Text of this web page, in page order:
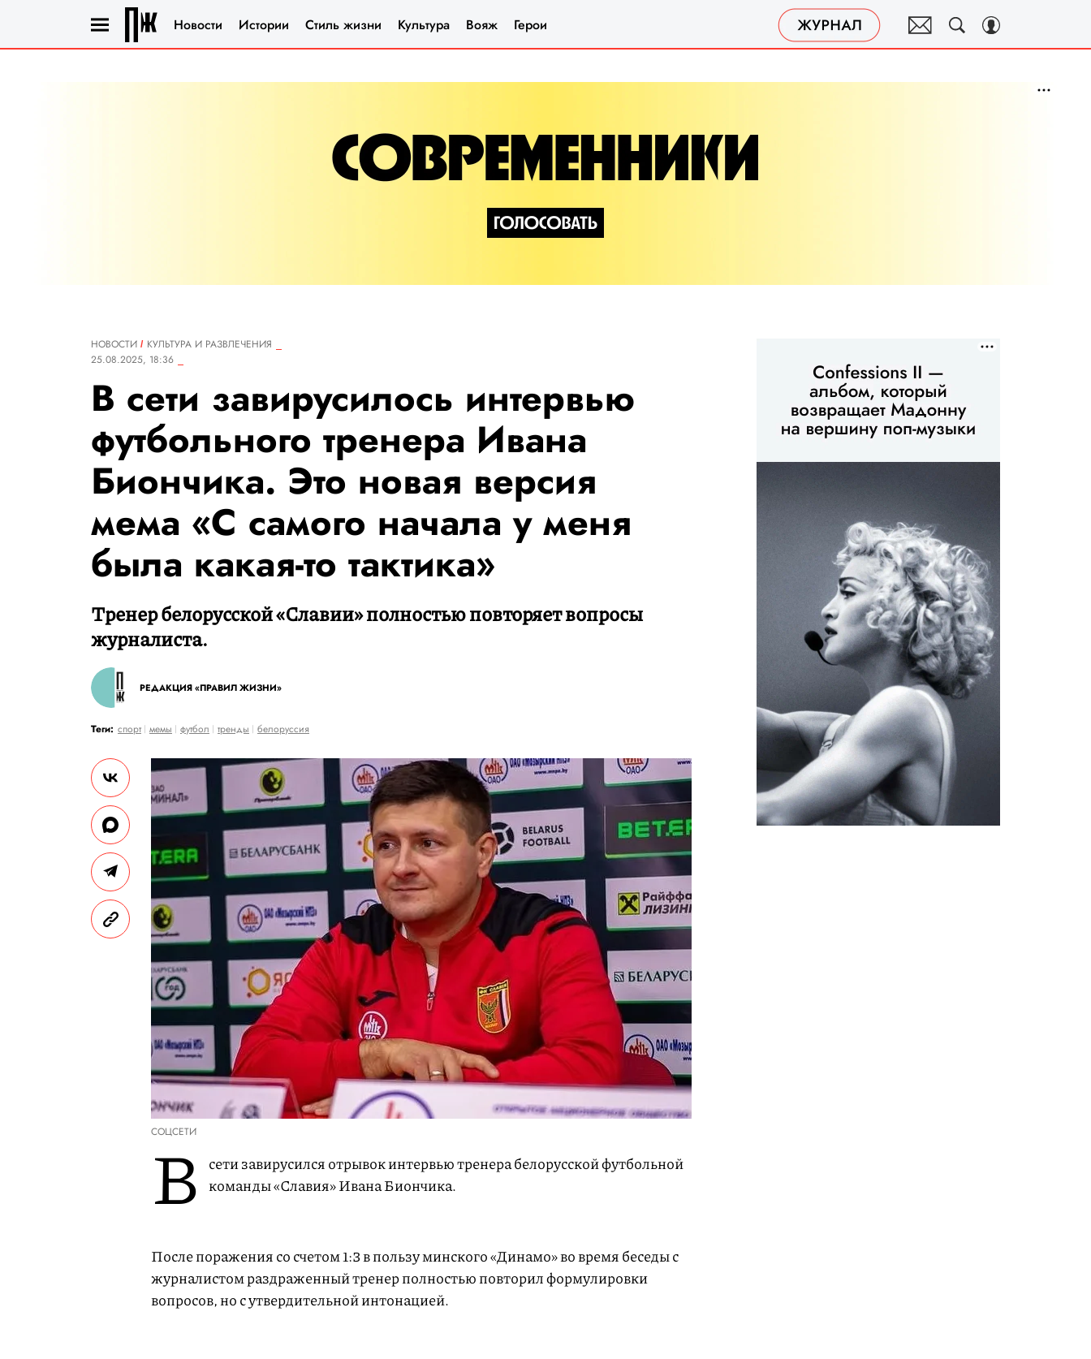
Новости Истории Стиль жизни Культура Вояж Герои
НОВОСТИ
КУЛЬТУРА И РАЗВЛЕЧЕНИЯ
25.08.2025, 18:36
В сети завирусилось интервью
футбольного тренера Ивана
Биончика. Это новая версия
мема «С самого начала у меня
была какая-то тактика»
Тренер белорусской «Славии» полностью повторяет вопросы
журналиста.
РЕДАКЦИЯ «ПРАВИЛ ЖИЗНИ»
Теги: спорт мемы футбол тренды белоруссия
СОЦСЕТИ
В
сети завирусился отрывок интервью тренера белорусской футбольной
команды «Славия» Ивана Биончика.
После поражения со счетом 1:3 в пользу минского «Динамо» во время беседы с
журналистом раздраженный тренер полностью повторил формулировки
вопросов, но с утвердительной интонацией.